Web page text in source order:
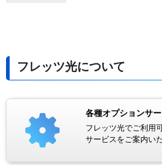
フレッツ光について
各種オプションサ
フレッツ光でご利用
サービスをご案内い